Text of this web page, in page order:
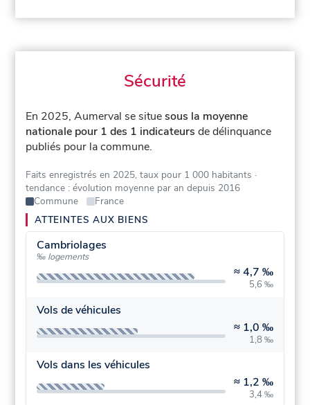
Sécurité
En 2025, Aumerval se situesous la moyenne
nationale pour 1 des 1 indicateurs de délinquance
publiés pour la commune.
Faits enregistrés en 2025, taux pour 1 000 habitants ·
tendance : évolution moyenne par an depuis 2016
Commune
France
ATTEINTES AUX BIENS
Cambriolages
‰ logements
≈4,7 ‰
5,6 ‰
Vols de véhicules
≈ 1,0 ‰
1,8 ‰
Vols dans les véhicules
≈ 1,2 ‰
3,4 ‰